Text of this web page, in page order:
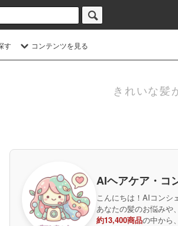
す コンテンツを見る
きれいな髪
AIヘアケア・コ
こんにちは！AIコンシ
あなたの髪のお悩みや
約13,400商品の中から